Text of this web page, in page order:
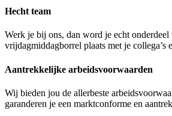
Hecht team
Werk je bij ons, dan word je echt
vrijdagmiddagborrel plaats met je
Aantrekkelijke arbeidsvoorwaarden
Wij bieden jou de allerbeste
garanderen je een marktconforme en